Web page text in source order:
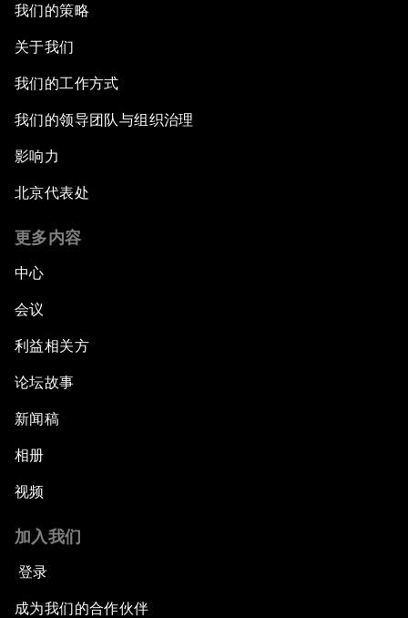
我们的策略
关于我们
我们的工作方式
我们的领导团队与组织治理
影响力
北京代表处
更多内容
中心
会议
利益相关方
论坛故事
新闻稿
相册
视频
加入我们
登录
成为我们的合作伙伴